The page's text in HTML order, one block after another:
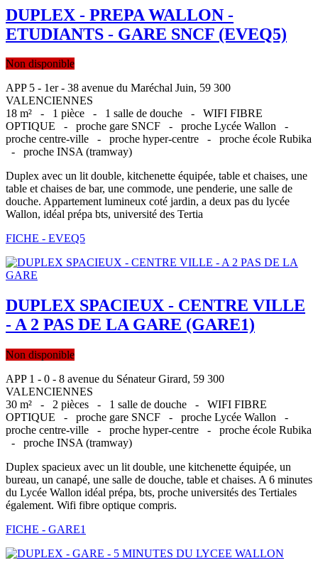
DUPLEX - PREPA WALLON -
ETUDIANTS - GARE SNCF (EVEQ5)
Non disponible
APP 5 - 1er - 38 avenue du Maréchal Juin, 59 300
VALENCIENNES
18 m² - 1 pièce - 1 salle de douche - WIFI FIBRE
OPTIQUE - proche gare SNCF - proche Lycée Wallon -
proche centre-ville - proche hyper-centre - proche école Rubika
- proche INSA (tramway)
Duplex avec un lit double, kitchenette équipée, table et chaises, une
table et chaises de bar, une commode, une penderie, une salle de
douche. Appartement lumineux coté jardin, a deux pas du lycée
Wallon, idéal prépa bts, université des Tertia
FICHE - EVEQ5
DUPLEX SPACIEUX - CENTRE VILLE
- A 2 PAS DE LA GARE (GARE1)
Non disponible
APP 1 - 0 - 8 avenue du Sénateur Girard, 59 300
VALENCIENNES
30 m² - 2 pièces - 1 salle de douche - WIFI FIBRE
OPTIQUE - proche gare SNCF - proche Lycée Wallon -
proche centre-ville - proche hyper-centre - proche école Rubika
- proche INSA (tramway)
Duplex spacieux avec un lit double, une kitchenette équipée, un
bureau, un canapé, une salle de douche, table et chaises. A 6 minutes
du Lycée Wallon idéal prépa, bts, proche universités des Tertiales
également. Wifi fibre optique compris.
FICHE - GARE1